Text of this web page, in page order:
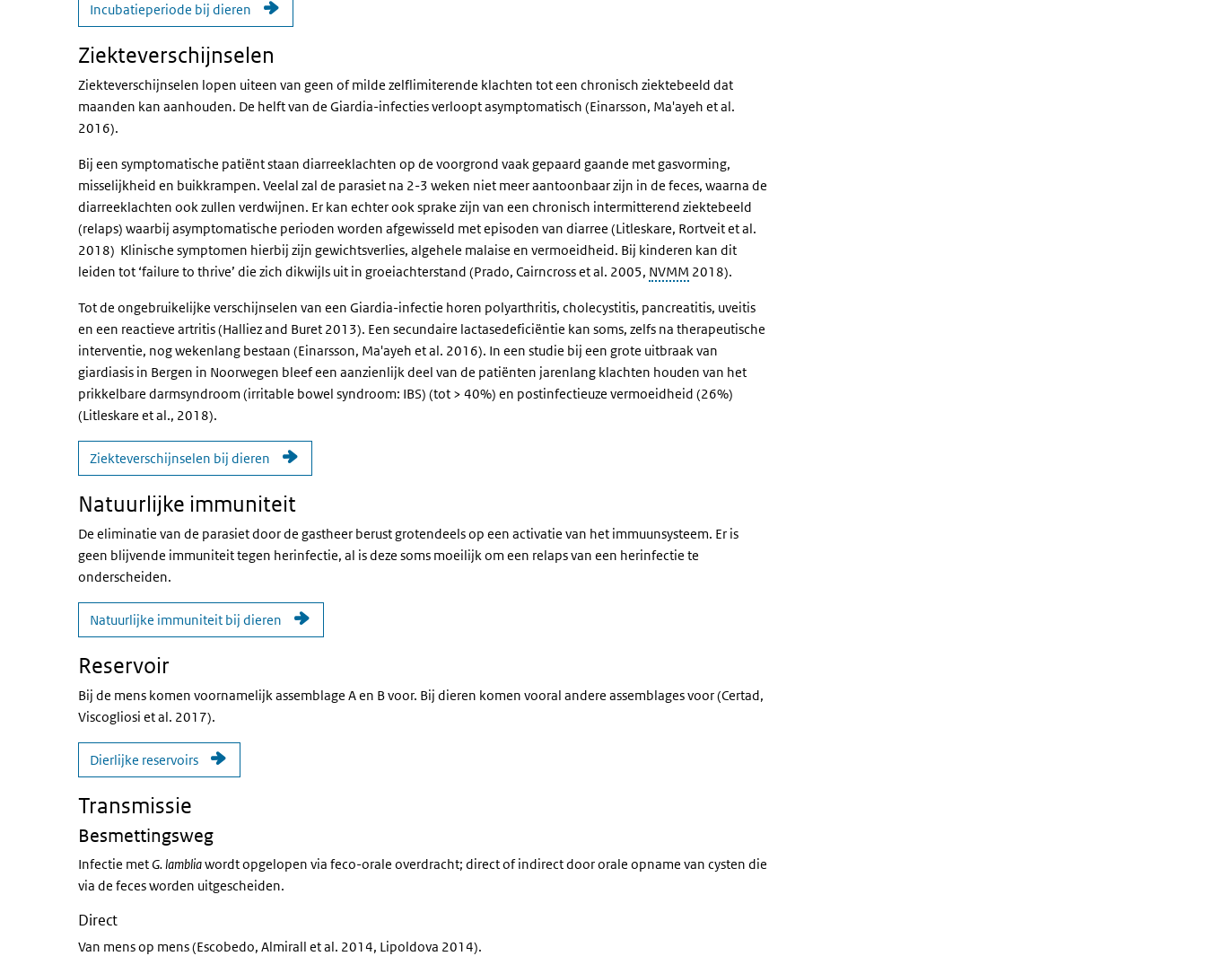
Incubatieperiode bij dieren
Ziekteverschijnselen
Ziekteverschijnselen lopen uiteen van geen of milde zelflimiterende klachten tot een chronisch ziektebeeld dat
maanden kan aanhouden. De helft van de Giardia-infecties verloopt asymptomatisch (Einarsson, Ma'ayeh et al.
2016).
Bij een symptomatische patiënt staan diarreeklachten op de voorgrond vaak gepaard gaande met gasvorming,
misselijkheid en buikkrampen. Veelal zal de parasiet na 2-3 weken niet meer aantoonbaar zijn in de feces, waarna de
diarreeklachten ook zullen verdwijnen. Er kan echter ook sprake zijn van een chronisch intermitterend ziektebeeld
(relaps) waarbij asymptomatische perioden worden afgewisseld met episoden van diarree (Litleskare, Rortveit et al.
2018) Klinische symptomen hierbij zijn gewichtsverlies, algehele malaise en vermoeidheid. Bij kinderen kan dit
leiden tot ‘failure to thrive’ die zich dikwijls uit in groeiachterstand (Prado, Cairncross et al. 2005, NVMM 2018).
Tot de ongebruikelijke verschijnselen van een Giardia-infectie horen polyarthritis, cholecystitis, pancreatitis, uveitis
en een reactieve artritis (Halliez and Buret 2013). Een secundaire lactasedeficiëntie kan soms, zelfs na therapeutische
interventie, nog wekenlang bestaan (Einarsson, Ma'ayeh et al. 2016). In een studie bij een grote uitbraak van
giardiasis in Bergen in Noorwegen bleef een aanzienlijk deel van de patiënten jarenlang klachten houden van het
prikkelbare darmsyndroom (irritable bowel syndroom: IBS) (tot > 40%) en postinfectieuze vermoeidheid (26%)
(Litleskare et al., 2018).
Ziekteverschijnselen bij dieren
Natuurlijke immuniteit
De eliminatie van de parasiet door de gastheer berust grotendeels op een activatie van het immuunsysteem. Er is
geen blijvende immuniteit tegen herinfectie, al is deze soms moeilijk om een relaps van een herinfectie te
onderscheiden.
Natuurlijke immuniteit bij dieren
Reservoir
Bij de mens komen voornamelijk assemblage A en B voor. Bij dieren komen vooral andere assemblages voor (Certad,
Viscogliosi et al. 2017).
Dierlijke reservoirs
Transmissie
Besmettingsweg
Infectie met G. lambliawordt opgelopen via feco-orale overdracht; direct of indirect door orale opname van cysten die
via de feces worden uitgescheiden.
Direct
Van mens op mens (Escobedo, Almirall et al. 2014, Lipoldova 2014).